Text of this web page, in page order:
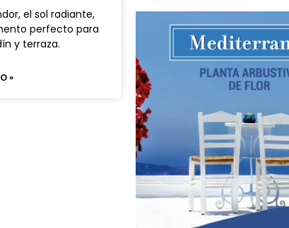
el sol radiante,
perfecto para
y terraza.
»